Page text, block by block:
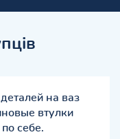
на ваз
втулки
себе.